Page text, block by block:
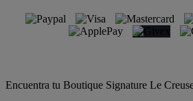
Encuentra tu Boutique Signature Le